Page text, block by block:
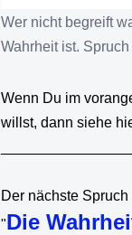
Wer nicht begreift
Wahrheit ist.
Wenn Du im
willst, dann siehe
Der nächste
"Die